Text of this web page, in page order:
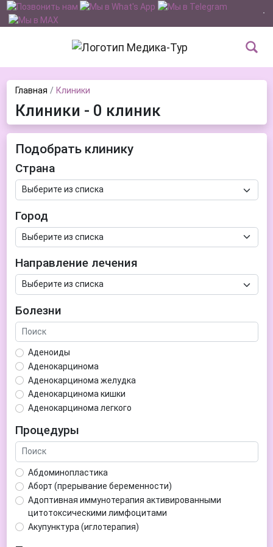
Главная Клиники
Клиники - 0 клиник
Подобрать клинику
Страна
Город
Направление лечения
Болезни
Аденоиды
Аденокарцинома
Аденокарцинома желудка
Аденокарцинома кишки
Аденокарцинома легкого
Аденома гипофиза
Аденома простаты
Аденома щитовидной железы
Аденомиоз
Адентия
Азооспермия
Акне (угри)
Алкоголизм
Процедуры
Абдоминопластика
Аборт (прерывание беременности)
Адоптивная иммунотерапия активированными
цитотоксическими лимфоцитами
Акупунктура (иглотерапия)